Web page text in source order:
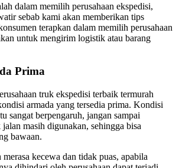
dalam memilih perusahaan ekspedisi,
sebab kami akan memberikan tips
terapkan dalam memilih perusahaan
untuk mengirim logistik atau barang
Prima
truk ekspedisi terbaik termurah
armada yang tersedia prima. Kondisi
sangat berpengaruh, jangan sampai
masih digunakan, sehingga bisa
bawaan.
kecewa dan tidak puas, apabila